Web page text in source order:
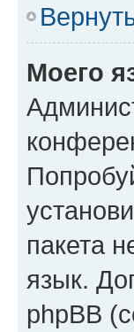
Моего
пакета
язык.
phpBB